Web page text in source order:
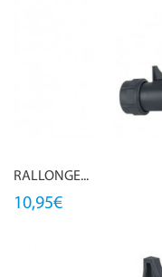
RALLONGE...
10,95€